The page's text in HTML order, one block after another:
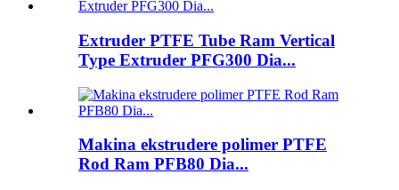
Extruder PTFE Tube Ram Vertical
Type Extruder PFG300 Dia...
Makina ekstrudere polimer PTFE
Rod Ram PFB80 Dia...